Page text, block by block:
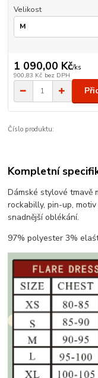
Velikost
1 090,00 Kč/ks
900,83 Kč bez DPH
Číslo produktu:
Kompletní
Dámské stylové tmavě
rockabilly, pin-up,
snadnější oblékání.
97% polyester 3%